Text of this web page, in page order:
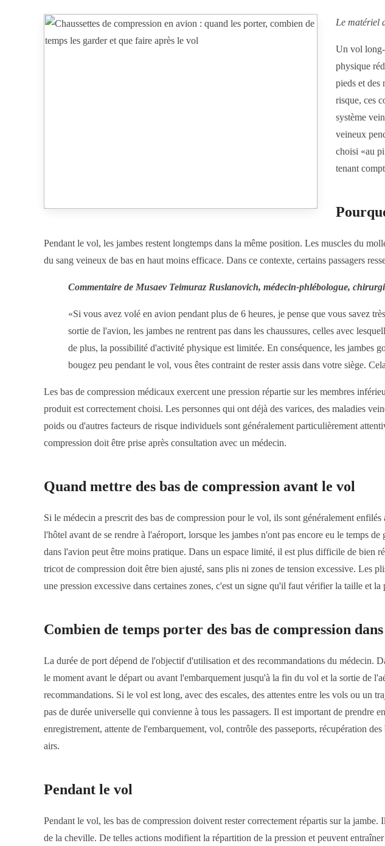
Le matériel
Un vol long-
physique
pieds et des
risque, ces
système
veineux
choisi «au
tenant
Pendant le vol, les jambes restent longtemps dans la même position. Les muscles du
du sang veineux de bas en haut moins efficace. Dans ce contexte, certains passagers
Commentaire de Musaev Teimuraz Ruslanovich, médecin-phlébologue,
«Si vous avez volé en avion pendant plus de 6 heures, je pense que vous savez
sortie de l'avion, les jambes ne rentrent pas dans les chaussures, celles avec
de plus, la possibilité d'activité physique est limitée. En conséquence, les
bougez peu pendant le vol, vous êtes contraint de rester assis dans votre siège.
Les bas de compression médicaux exercent une pression répartie sur les membres
produit est correctement choisi. Les personnes qui ont déjà des varices, des maladies
poids ou d'autres facteurs de risque individuels sont généralement particulièrement
compression doit être prise après consultation avec un médecin.
Quand mettre des bas de compression avant le vol
Si le médecin a prescrit des bas de compression pour le vol, ils sont généralement
l'hôtel avant de se rendre à l'aéroport, lorsque les jambes n'ont pas encore eu le temps
dans l'avion peut être moins pratique. Dans un espace limité, il est plus difficile de bien
tricot de compression doit être bien ajusté, sans plis ni zones de tension excessive. Les
une pression excessive dans certaines zones, c'est un signe qu'il faut vérifier la taille et
Combien de temps porter des bas de compression
La durée de port dépend de l'objectif d'utilisation et des recommandations du médecin.
le moment avant le départ ou avant l'embarquement jusqu'à la fin du vol et la sortie de
recommandations. Si le vol est long, avec des escales, des attentes entre les vols ou un
pas de durée universelle qui convienne à tous les passagers. Il est important de
enregistrement, attente de l'embarquement, vol, contrôle des passeports, récupération
airs.
Pendant le vol
Pendant le vol, les bas de compression doivent rester correctement répartis sur la
de la cheville. De telles actions modifient la répartition de la pression et peuvent